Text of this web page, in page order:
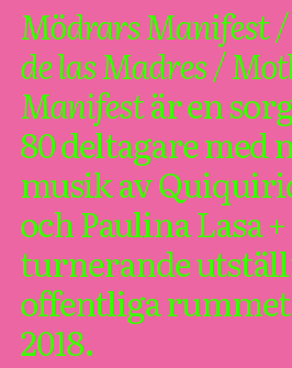
Mödrars Manifest
de las Madres /
Manifestär en
80 deltagare med
musik av
och Paulina Lasa
turnerande
offentliga
2018.